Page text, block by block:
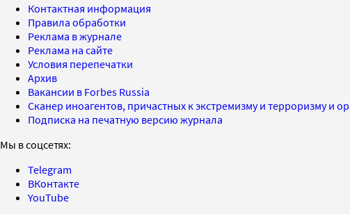
Контактная информация
Правила обработки
Реклама в журнале
Реклама на сайте
Условия перепечатки
Архив
Вакансии в Forbes Russia
Сканер иноагентов, причастных к экстремизму и терроризму и
Подписка на печатную версию журнала
Мы в соцсетях:
Telegram
ВКонтакте
YouTube